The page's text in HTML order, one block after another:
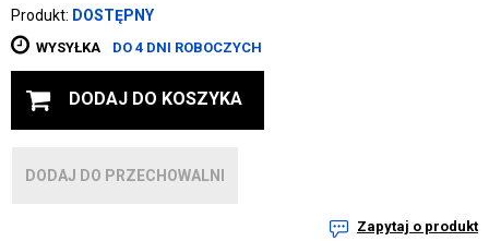
Produkt: DOSTĘPNY
WYSYŁKA DO 4 DNI ROBOCZYCH
DODAJ DO KOSZYKA
DODAJ DO PRZECHOWALNI
Zapytaj o produkt